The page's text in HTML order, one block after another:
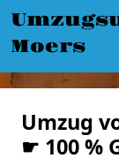
Moers
Umzug
☛ 100 %